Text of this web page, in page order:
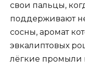
свои пальцы,
поддерживают
сосны, аромат
эвкалиптовых
лёгкие промыли